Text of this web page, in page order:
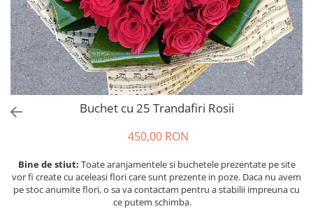
Buchet cu 25 Trandafiri Rosii
450,00 RON
Bine de stiut: Toate aranjamentele si buchetele prezentate pe site
vor fi create cu aceleasi flori care sunt prezente in poze. Daca nu avem
pe stoc anumite flori, o sa va contactam pentru a stabilii impreuna cu
ce putem schimba.